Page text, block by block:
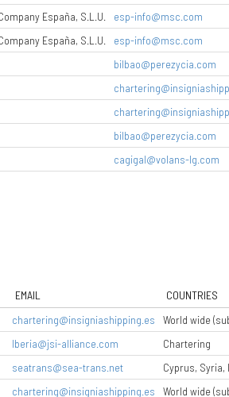
España, S.L.U.
esp-info@msc.com
España, S.L.U.
esp-info@msc.com
bilbao@perezycia.com
bilbao@perezycia.com
cagigal@volans-lg.com
EMAIL
COUNTRIES
chartering@insigniashipping.es
World wide
Iberia@jsi-alliance.com
Chartering
seatrans@sea-trans.net
Cyprus, Syria,
chartering@insigniashipping.es
World wide